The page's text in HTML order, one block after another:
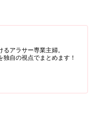
アラサー専業主婦。
自の視点でまとめます！